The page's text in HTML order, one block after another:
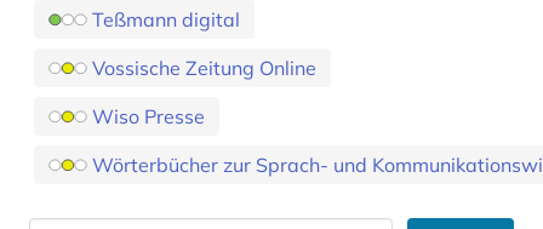
Teßmann digital
Vossische Zeitung Online
Wiso Presse
Wörterbücher zur Sprach- und